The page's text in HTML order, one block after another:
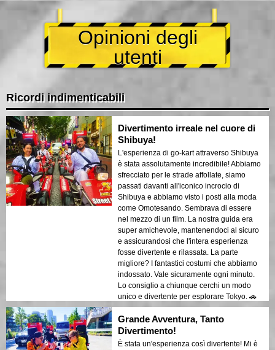
Opinioni degli
utenti
Ricordi indimenticabili
Divertimento irreale nel cuore di
Shibuya!
L'esperienza di go-kart attraverso Shibuya
è stata assolutamente incredibile! Abbiamo
sfrecciato per le strade affollate, siamo
passati davanti all'iconico incrocio di
Shibuya e abbiamo visto i posti alla moda
come Omotesando. Sembrava di essere
nel mezzo di un film. La nostra guida era
super amichevole, mantenendoci al sicuro
e assicurandosi che l'intera esperienza
fosse divertente e rilassata. La parte
migliore? I fantastici costumi che abbiamo
indossato. Vale sicuramente ogni minuto.
Lo consiglio a chiunque cerchi un modo
unico e divertente per esplorare Tokyo. 🚗
💨
Grande Avventura, Tanto
Divertimento!
È stata un'esperienza così divertente! Mi è